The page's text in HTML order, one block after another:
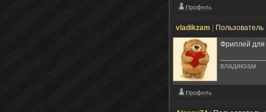
vladikzam Пользователь
Фриплей для
владикзам